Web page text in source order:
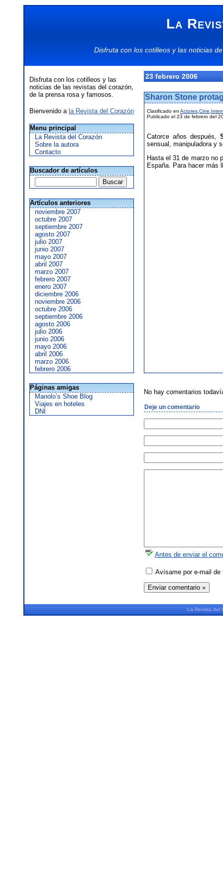
La
Disfruta con los cotilleosy las noticias
Disfruta con los cotilleos y las
noticias de las revistas del corazón,
de la prensa rosa y famosos.
Bienvenido a la Revista del Corazón
Menu principal
La Revista del Corazón
Sobre la autora
Contacto
Buscador de artículos
Artículos anteriores
noviembre 2007
octubre 2007
septiembre 2007
agosto 2007
julio 2007
junio 2007
mayo 2007
abril 2007
marzo 2007
febrero 2007
enero 2007
diciembre 2006
noviembre 2006
octubre 2006
septiembre 2006
agosto 2006
julio 2006
junio 2006
mayo 2006
abril 2006
marzo 2006
febrero 2006
Páginas amigas
Manolo’s Shoe Blog
Viajes en hoteles
DNI
23 febrero 2006
Sharon Stone
Clasificado en Actores Cine
Publicado el 23 de febrero del
Catorce años después,
sensual, manipuladora y
Hasta el 31 de marzo no
España. Para hacer más
No hay comentarios
Deje un comentario
Antes de enviar el
Avísame por e-mail de
La Revista del